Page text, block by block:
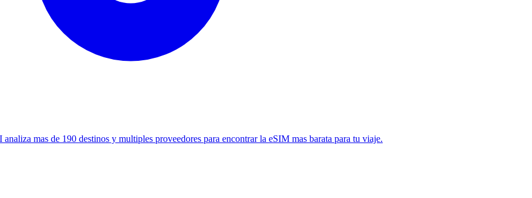
mas de 190 destinos y multiples proveedores para encontrar la eSIM mas barata para tu viaje.